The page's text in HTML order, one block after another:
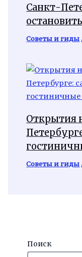
Санкт-
Советы и гиды
Открытия
Советы и гиды
Поиск